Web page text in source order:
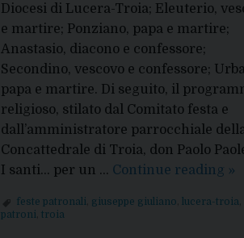
Diocesi di Lucera-Troia; Eleuterio,
e martire; Ponziano, papa e martire;
Anastasio, diacono e confessore;
Secondino, vescovo e confessore;
papa e martire. Di seguito, il
religioso, stilato dal Comitato festa e
dall’amministratore parrocchiale
Concattedrale di Troia, don Paolo
I santi… per un … Continue reading
19
»
feste patronali, giuseppe giuliano lucera-troia,
patroni, troia